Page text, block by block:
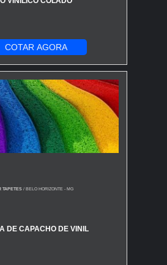
COTAR AGORA
TAPETES / BELO HORIZONTE - MG
DE CAPACHO DE VINIL